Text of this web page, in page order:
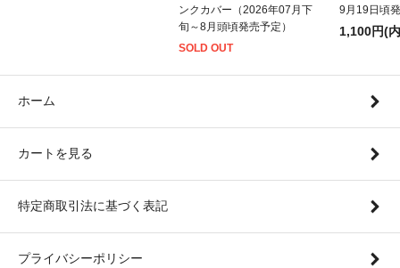
ンクカバー（2026年07月下
旬～8月頭頃発売予定）
SOLD OUT
9月19日頃
1,100円(
ホーム
カートを見る
特定商取引法に基づく表記
プライバシーポリシー